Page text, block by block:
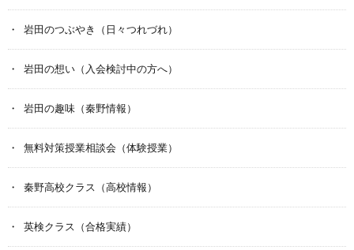
岩田のつぶやき（日々つれづれ）
岩田の想い（入会検討中の方へ）
岩田の趣味（秦野情報）
無料対策授業相談会（体験授業）
秦野高校クラス（高校情報）
英検クラス（合格実績）